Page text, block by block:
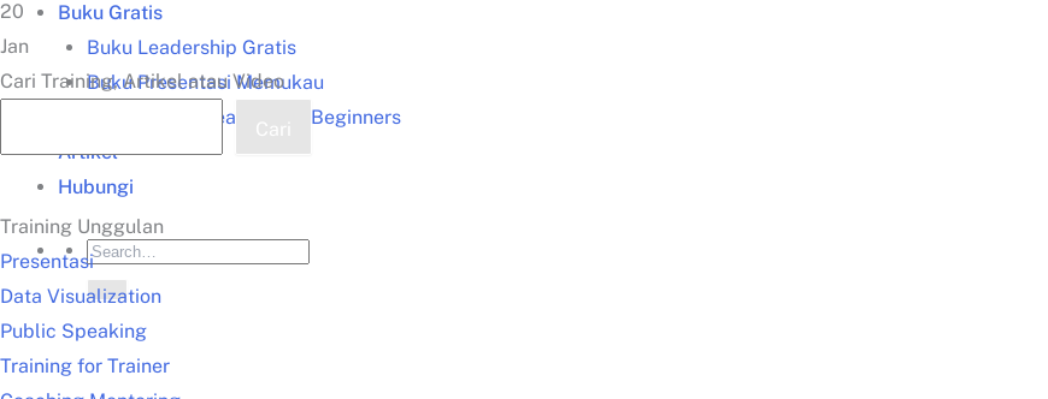
Buku Gratis
Buku Leadership Gratis
Buku Presentasi Memukau
Buku Speed Reading for Beginners
Artikel
Hubungi
20
Jan
Cari Training, Artikel atau Video
Cari
Training Unggulan
Presentasi
Data Visualization
Public Speaking
Training for Trainer